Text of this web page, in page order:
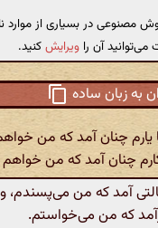
در بسیاری از موارد
آن را ویرایشکنید.
به زبان ساده
یارم چنان آمد که من
چنان آمد که من خواهم
آمد که من می‌پسندم، و
که من می‌خواستم.